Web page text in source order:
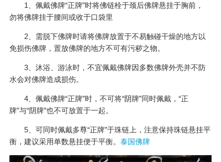
1、佩戴佛牌“正牌”时将佛链栓于颈后佛牌悬挂于胸前，
勿将佛牌挂于腰间或收于口袋里
2、需脱下佛牌时请将佛牌放置于不易触碰干燥的地方以
免损伤佛牌，置放佛牌的地方不可有污秽之物。
3、沐浴、游泳时，不宜佩戴佛牌因多数佛牌外壳并不防
水会对佛牌造成损伤。
4、佩戴佛牌“正牌”时，不可将“阴牌”同时佩戴，“正
牌”与“阴牌”也不可放置于一起。
5、可同时佩戴多尊“正牌”于珠链上，注意保持珠链悬挂平
衡，建议采用单数悬挂便于平衡。 泰国佛牌